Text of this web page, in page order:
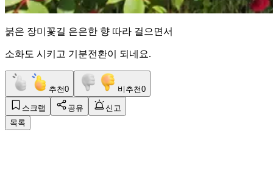
붉은 장미꽃길 은은한 향 따라 걸으면서
소화도 시키고 기분전환이 되네요.
추천0 비추천0
스크랩 공유
신고
목록